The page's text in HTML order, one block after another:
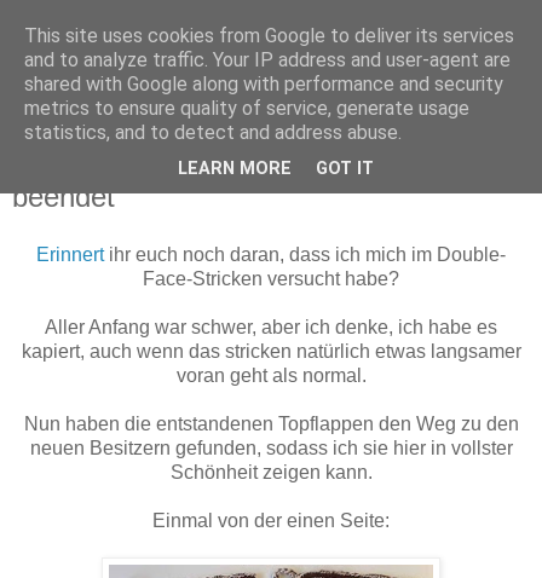
Maschenerie
07.01.2011
Double-Face-Versuch erfolgreich
beendet
Erinnertihr euch noch daran, dass ich mich im Double-
Face-Stricken versucht habe?
Aller Anfang war schwer, aber ich denke, ich habe es
kapiert, auch wenn das stricken natürlich etwas langsamer
voran geht als normal.
Nun haben die entstandenen Topflappen den Weg zu den
neuen Besitzern gefunden, sodass ich sie hier in vollster
Schönheit zeigen kann.
Einmal von der einen Seite:
This site uses cookies from Google to deliver its services
and to analyze traffic. Your IP address and user-agent are
shared with Google along with performance and security
metrics to ensure quality of service, generate usage
statistics, and to detect and address abuse.
LEARN MORE GOT IT